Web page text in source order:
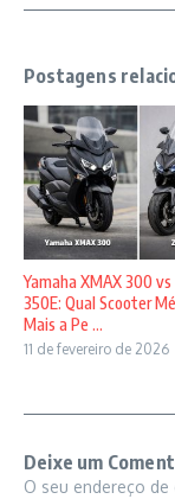
Postagens
Yamaha XMAX 300
350E: Qual Scooter
Mais a Pe ...
11 de fevereiro de 2026
Deixe um
O seu endereço